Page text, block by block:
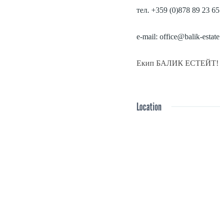
тел. +359 (0)878 89 23 65
e-mail: office@balik-
Екип БАЛИК ЕСТЕЙТ!
Location